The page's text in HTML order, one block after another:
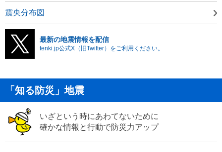
震央分布図
最新の地震情報を配信
tenki.jp公式X（旧Twitter）をご利用ください。
「知る防災」地震
いざという時にあわてないために
確かな情報と行動で防災力アップ